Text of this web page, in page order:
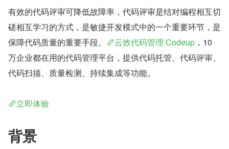
有效的代码评审可降低故障率，代码评审是结对编程相互切
磋相互学习的方式，是敏捷开发模式中的一个重要环节，是
保障代码质量的重要手段。
云效代码管理 Codeup ，10
万企业都在用的代码管理平台，提供代码托管、代码评审、
代码扫描、质量检测、持续集成等功能。
立即体验
背景